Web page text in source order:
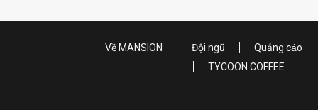
Về MANSION Đội ngũ Quảng cáo
TYCOON COFFEE